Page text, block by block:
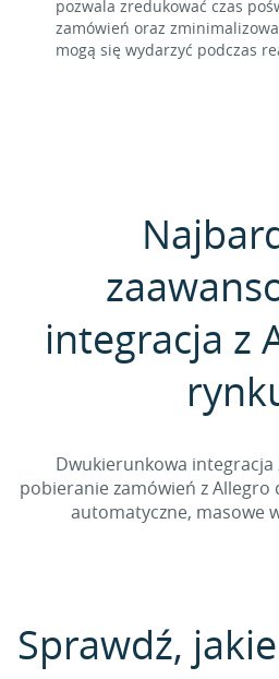
pozwala zredukować czas
zamówień oraz
mogą się wydarzyć podczas
integracja z
Dwukierunkowa integracja
pobieranie zamówień z Allegro
automatyczne, masowe
Sprawdź,